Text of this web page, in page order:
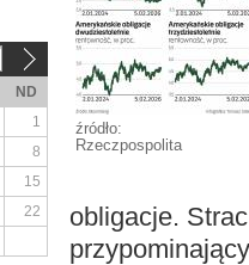
źródło:
Rzeczpospolita
obligacje.
ND
1
8
15
22